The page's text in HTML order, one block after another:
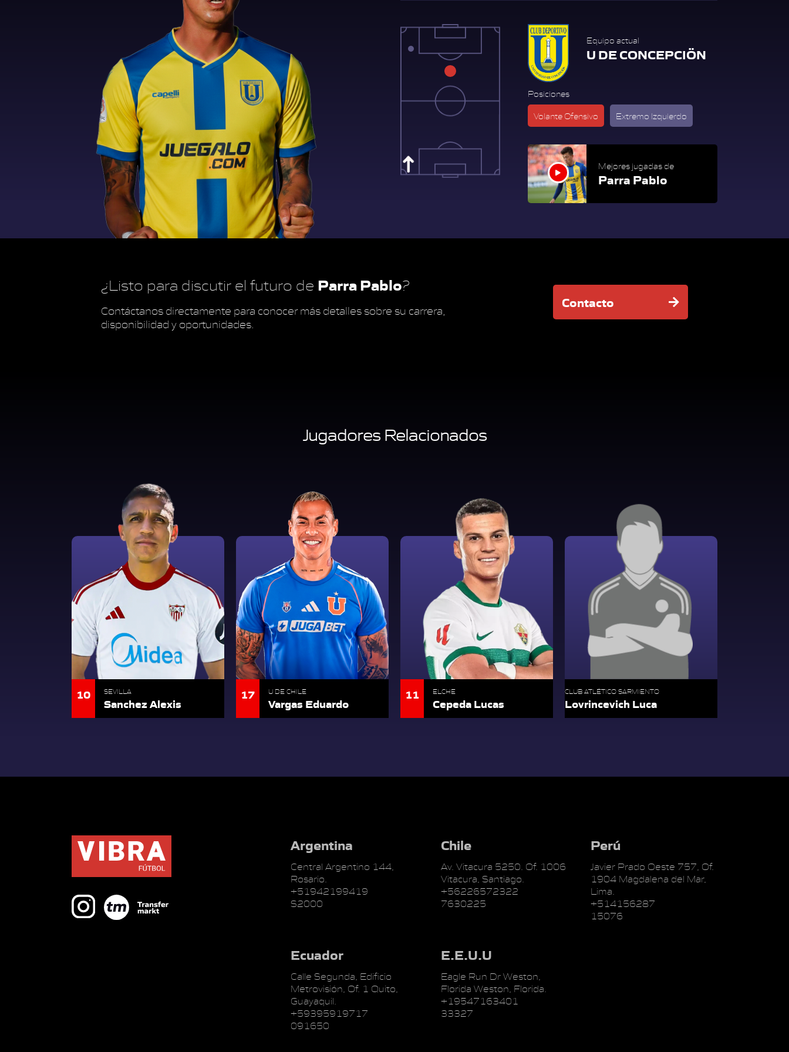
Equipo actual
U DE CONCEPCIÖN
Posiciones
Volante Ofensivo Extremo Izquierdo
Mejores jugadas de
Parra Pablo
¿Listo para discutir el futuro de Parra Pablo?
Contáctanos directamente para conocer más detalles sobre su carrera,
disponibilidad y oportunidades.
Contacto
Jugadores Relacionados
10 SEVILLA
Sanchez Alexis
17 U DE CHILE
Vargas Eduardo
11 ELCHE
Cepeda Lucas
CLUB ATLÉTICO SARMIENTO
Lovrincevich Luca
Argentina
Central Argentino 144,
Rosario.
+51942199419
S2000
Chile
Av. Vitacura 5250. Of. 1006
Vitacura, Santiago.
+56226572322
7630225
Perú
Javier Prado Oeste 757, Of.
1904 Magdalena del Mar,
Lima.
+514156287
15076
Ecuador
Calle Segunda, Edificio
Metrovisión, Of. 1 Quito,
Guayaquil.
+59395919717
091650
E.E.U.U
Eagle Run Dr Weston,
Florida Weston, Florida.
+19547163401
33327